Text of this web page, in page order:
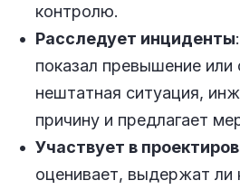
контролю.
Расследует инциденты
показал превышение или
нештатная ситуация,
причину и предлагает
Участвует в
оценивает, выдержат ли